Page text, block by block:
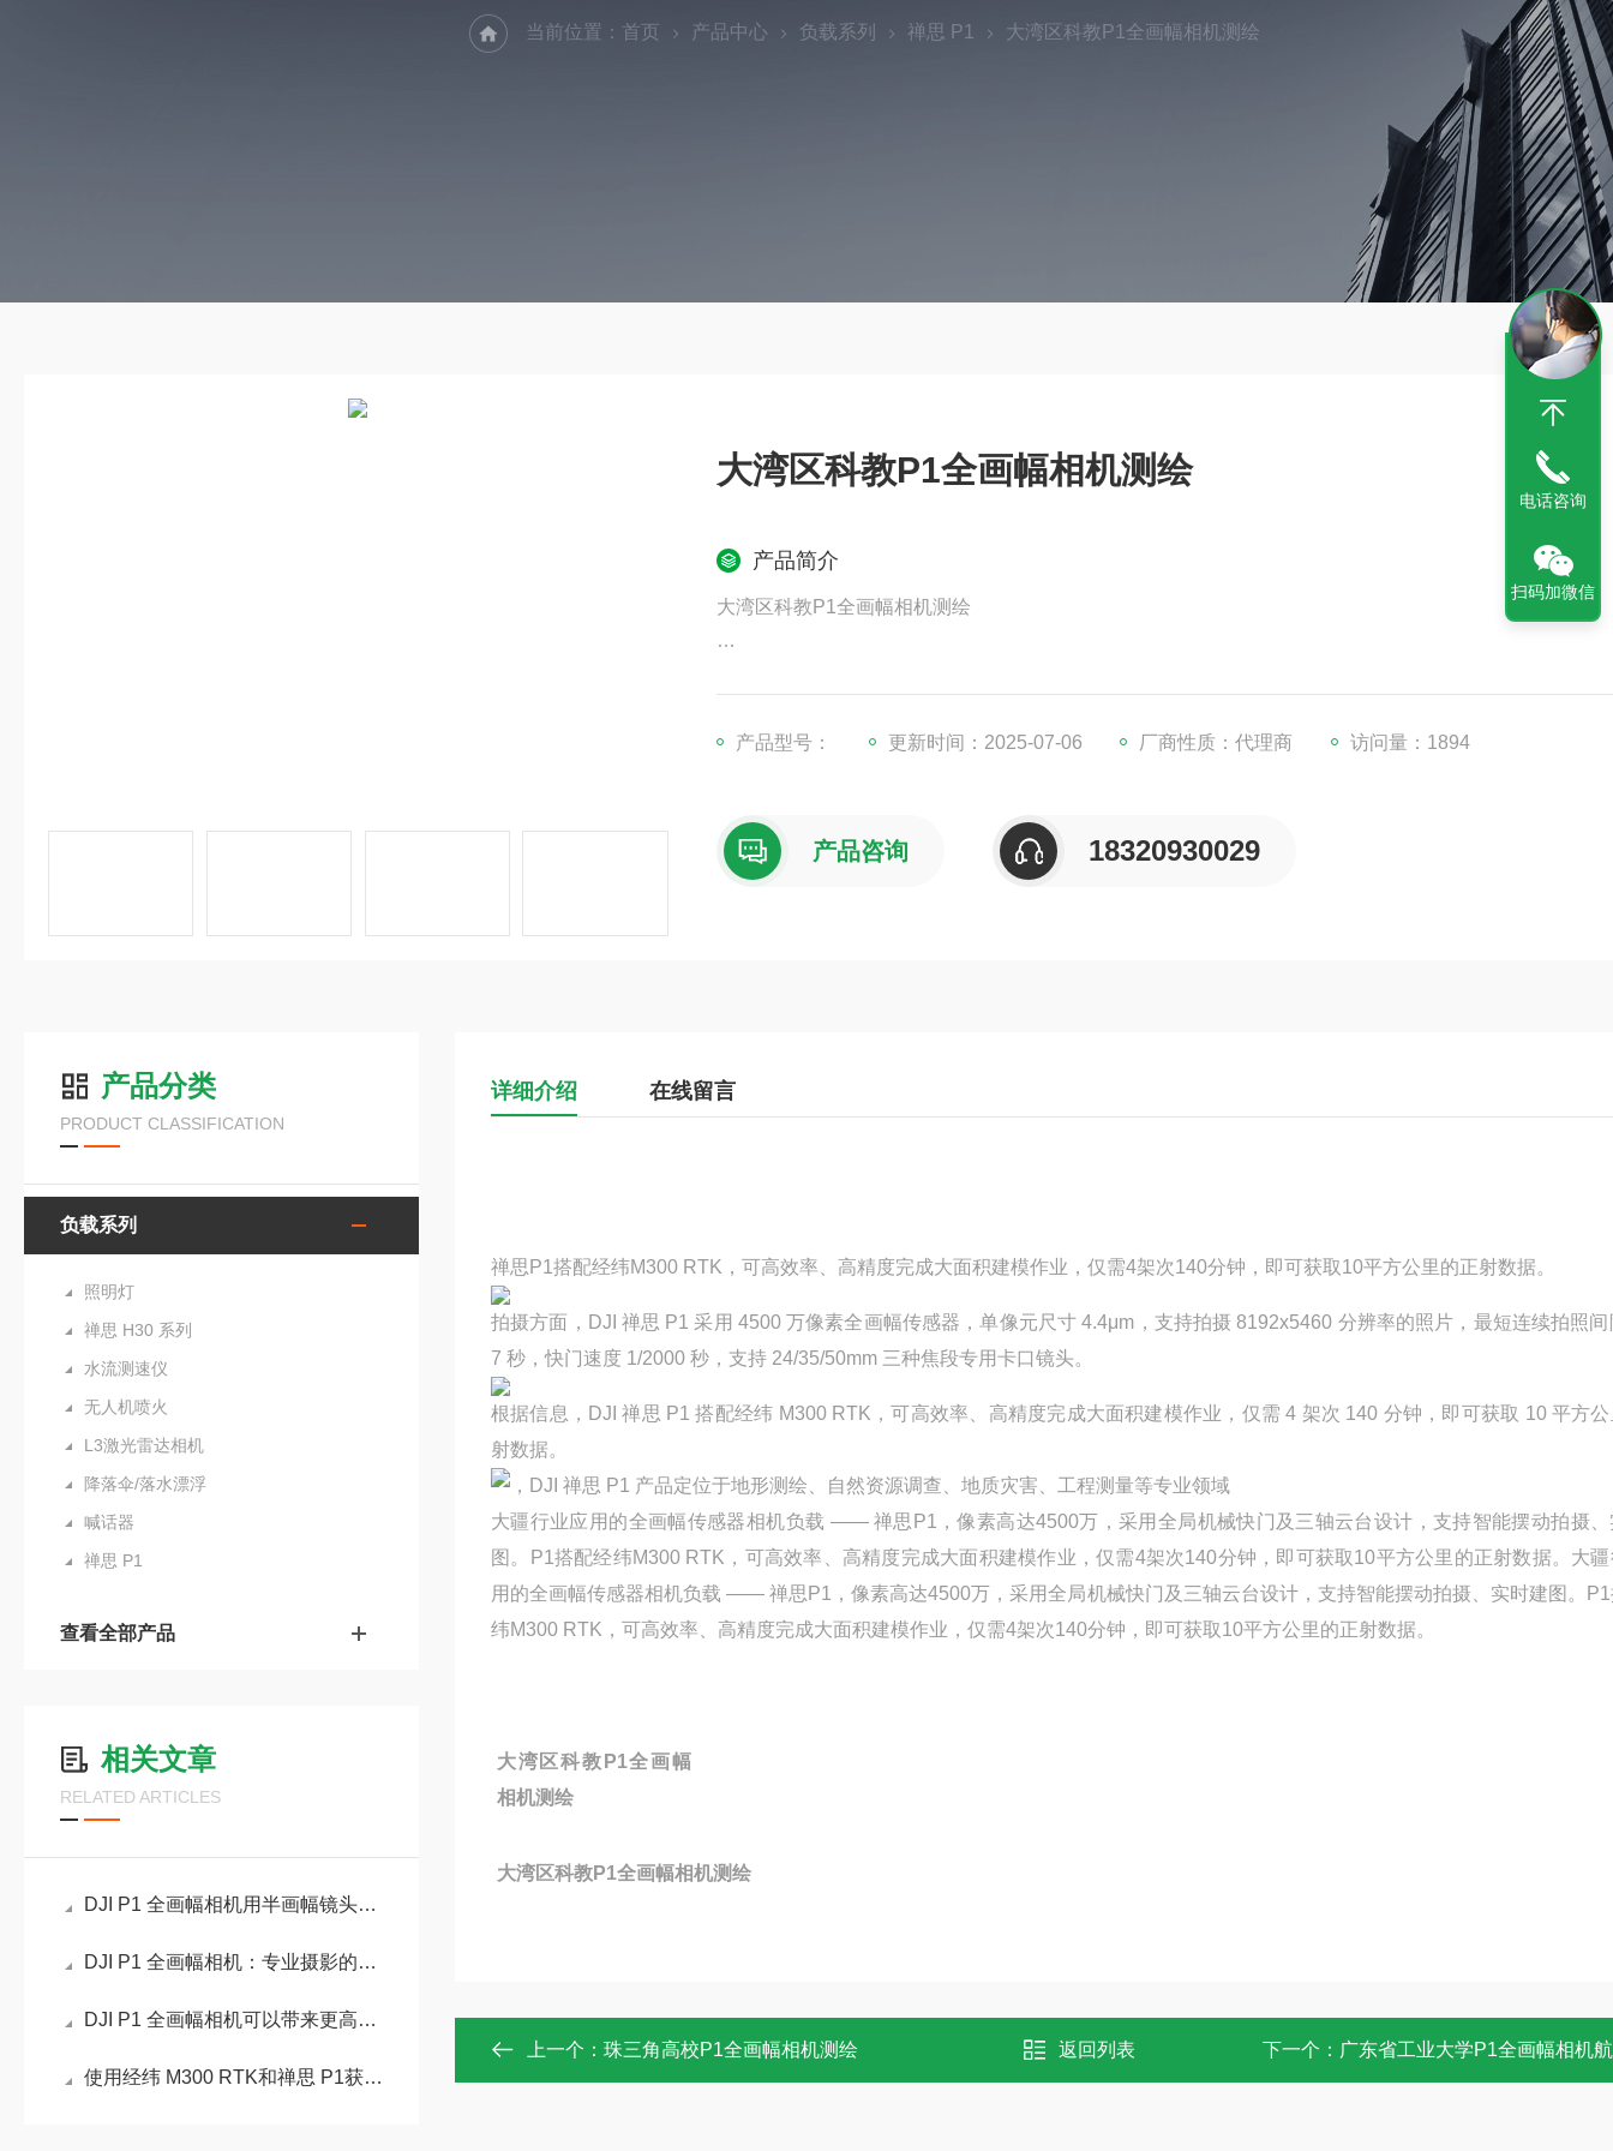
当前位置： 首页 产品中心 负载系列 禅思 P1 大湾区科教P1全画幅相机测绘
大湾区科教P1全画幅相机测绘
产品简介
大湾区科教P1全画幅相机测绘
0分钟，即可获取10平方公里的正射数据。
产品型号： 更新时间：2025-07-06 厂商性质：代理商 访问量：1894
产品咨询 18320930029
产品分类
PRODUCT CLASSIFICATION
负载系列
照明灯
禅思 H30 系列
水流测速仪
无人机喷火
L3激光雷达相机
降落伞/落水漂浮
喊话器
禅思 P1
查看全部产品
相关文章
RELATED ARTICLES
DJI P1 全画幅相机用半画幅镜头会怎么样？
DJI P1 全画幅相机：专业摄影的理想选择
DJI P1 全画幅相机可以带来更高的像素
使用经纬 M300 RTK和禅思 P1获取等高线介绍
详细介绍 在线留言
禅思P1搭配经纬M300 RTK，可高效率、高精度完成大面积建模作业，仅需4架次140分钟，即可获取10平方公里的正射数据。
拍摄方面，DJI 禅思 P1 采用 4500 万像素全画幅传感器，单像元尺寸 4.4μm，支持拍摄 8192x5460 分辨率的照片，最短连续拍照间
7 秒，快门速度 1/2000 秒，支持 24/35/50mm 三种焦段专用卡口镜头。
根据信息，DJI 禅思 P1 搭配经纬 M300 RTK，可高效率、高精度完成大面积建模作业，仅需 4 架次 140 分钟，即可获取 10 平方
射数据。
，DJI 禅思 P1 产品定位于地形测绘、自然资源调查、地质灾害、工程测量等专业领域
大疆行业应用的全画幅传感器相机负载 —— 禅思P1，像素高达4500万，采用全局机械快门及三轴云台设计，支持智能摆动拍摄、
图。P1搭配经纬M300 RTK，可高效率、高精度完成大面积建模作业，仅需4架次140分钟，即可获取10平方公里的正射数据。 大
用的全画幅传感器相机负载 —— 禅思P1，像素高达4500万，采用全局机械快门及三轴云台设计，支持智能摆动拍摄、实时建图。
纬M300 RTK，可高效率、高精度完成大面积建模作业，仅需4架次140分钟，即可获取10平方公里的正射数据。
大湾区科教P1全画幅
相机测绘
大湾区科教P1全画幅相机测绘
上一个： 珠三角高校P1全画幅相机测绘 返回列表 下一个： 广东省工业大学P1全画幅相机
电话咨询
扫码加微信